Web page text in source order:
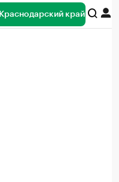
Краснодарский край